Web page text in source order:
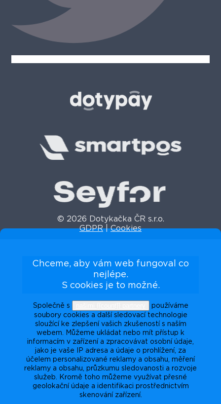
© 2026 Dotykačka ČR s.r.o.
GDPR|Cookies
Chceme, aby vám web fungoval co
nejlépe.
S cookies je to možné.
Společně s
používáme
soubory cookies a další sledovací technologie
sloužící ke zlepšení vašich zkušeností s naším
webem. Můžeme ukládat nebo mít přístup k
informacím v zařízení a zpracovávat osobní údaje,
jako je vaše IP adresa a údaje o prohlížení, za
účelem personalizované reklamy a obsahu, měření
reklamy a obsahu, průzkumu sledovanosti a rozvoje
služeb. Kromě toho můžeme využívat přesné
geolokační údaje a identifikaci prostřednictvím
skenování zařízení.